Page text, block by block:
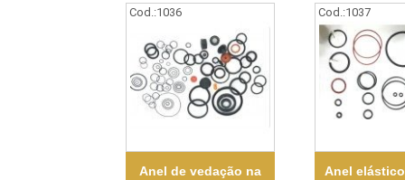
Cod.:1036
Anel de vedação na
Cod.:1037
Anel